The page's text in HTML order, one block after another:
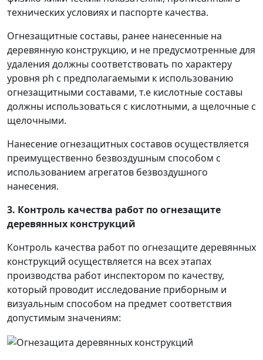
технических условиях и паспорте качества.
Огнезащитные составы, ранее нанесенные на
деревянную конструкцию, и не предусмотренные для
удаления должны соответствовать по характеру
уровня ph c предполагаемыми к использованию
огнезащитными составами, т.е кислотные составы
должны использоваться с кислотными, а щелочные с
щелочными.
Нанесение огнезащитных составов осуществляется
преимущественно безвоздушным способом с
использованием агрегатов безвоздушного
нанесения.
3. Контроль качества работ по огнезащите
деревянных конструкций
Контроль качества работ по огнезащите деревянных
конструкций осуществляется на всех этапах
производства работ инспектором по качеству,
который проводит исследование приборным и
визуальным способом на предмет соответствия
допустимым значениям: